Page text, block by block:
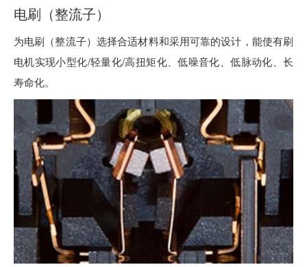
电刷（整流子）
为电刷（整流子）选择合适材料和采用可靠的设计，能使有刷
电机实现小型化/轻量化/高扭矩化、低噪音化、低脉动化、长
寿命化。